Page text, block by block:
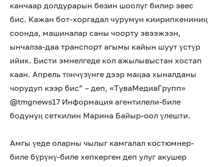
канчаар долдурарын безин шоолуг билир эвес
бис. Кажан бот-хоргадал чурумун киирипкениниң
соонда, машиналар саны чоорту эвээжээн,
ынчалза-даа транспорт агымы кайын шуут үстүр
ийик. Бисти эмнелгеде кол ажылывыстан хостап
каан. Апрель төнчүзүнге дээр маңаа хыналданы
чорудуп кээр бис” – деп, «ТуваМедиаГрупп»
@tmgnews17 Информация агентилели-биле
бодунуң сеткилин Марина Байыр-оол үлешти.
Амгы үеде оларны чылыг камгалал костюмнер-
биле бүрүнү-биле хепкерген деп улуг акушер